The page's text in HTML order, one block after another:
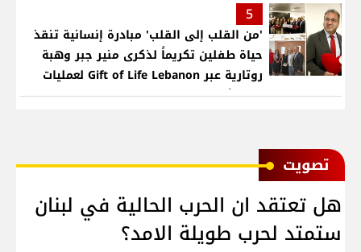
5
'من القلب إلى القلب' مبادرة إنسانية تنقذ
حياة طفلين تكريماً لذكرى منير جبر وهبة
روتارية عبر Gift of Life Lebanon لعمليات
قلب لأطفال في مستشفى حمود الجامعي
ﺗﺼﻮﻳﺖ
هل تعتقد ان الحرب الحالية في لبنان
ستمتد لحرب طويلة الامد؟